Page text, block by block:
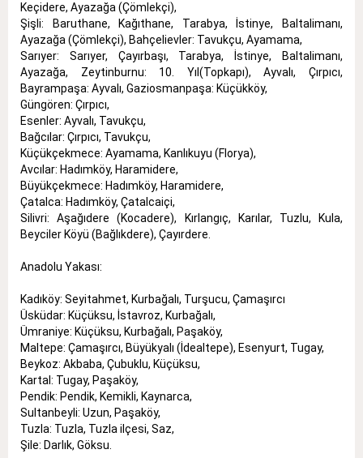
Keçidere, Ayazağa (Çömlekçi),
Şişli: Baruthane, Kağıthane, Tarabya, İstinye, Baltalimanı,
Ayazağa (Çömlekçi), Bahçelievler: Tavukçu, Ayamama,
Sarıyer: Sarıyer, Çayırbaşı, Tarabya, İstinye, Baltalimanı,
Ayazağa, Zeytinburnu: 10. Yıl(Topkapı), Ayvalı, Çırpıcı,
Bayrampaşa: Ayvalı, Gaziosmanpaşa: Küçükköy,
Güngören: Çırpıcı,
Esenler: Ayvalı, Tavukçu,
Bağcılar: Çırpıcı, Tavukçu,
Küçükçekmece: Ayamama, Kanlıkuyu (Florya),
Avcılar: Hadımköy, Haramidere,
Büyükçekmece: Hadımköy, Haramidere,
Çatalca: Hadımköy, Çatalcaiçi,
Silivri: Aşağıdere (Kocadere), Kırlangıç, Karılar, Tuzlu, Kula,
Beyciler Köyü (Bağlıkdere), Çayırdere.
Anadolu Yakası:
Kadıköy: Seyitahmet, Kurbağalı, Turşucu, Çamaşırcı
Üsküdar: Küçüksu, İstavroz, Kurbağalı,
Ümraniye: Küçüksu, Kurbağalı, Paşaköy,
Maltepe: Çamaşırcı, Büyükyalı (İdealtepe), Esenyurt, Tugay,
Beykoz: Akbaba, Çubuklu, Küçüksu,
Kartal: Tugay, Paşaköy,
Pendik: Pendik, Kemikli, Kaynarca,
Sultanbeyli: Uzun, Paşaköy,
Tuzla: Tuzla, Tuzla ilçesi, Saz,
Şile: Darlık, Göksu.